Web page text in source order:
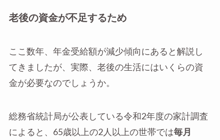
老後の資金が不足するため
ここ数年、年金受給額が減少傾向にあると解説し
てきましたが、実際、老後の生活にはいくらの資
金が必要なのでしょうか。
総務省統計局が公表している令和2年度の家計調査
によると、65歳以上の2人以上の世帯では毎月